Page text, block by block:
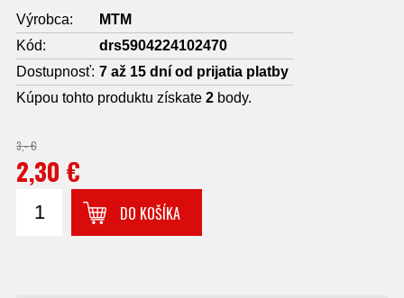
Výrobca:
MTM
Kód:
drs5904224102470
Dostupnosť: 7 až 15 dní od prijatia platby
Kúpou tohto produktu získate 2 body.
3,- €
2,30 €
DO KOŠÍKA